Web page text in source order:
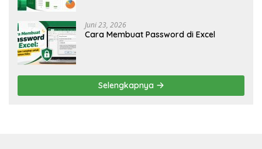
Juni 23, 2026
Cara Membuat Password di Excel
Selengkapnya